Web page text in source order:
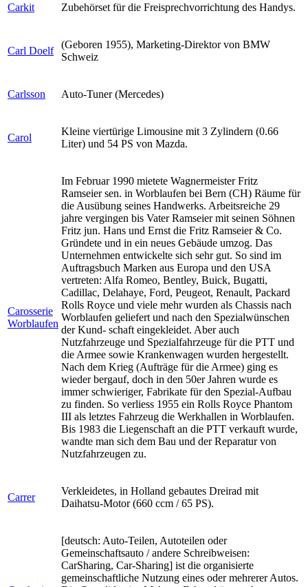
Carkit Zubehörset für die Freisprechvorrichtung des Handys.
Carl Doelf
(Geboren 1955), Marketing-Direktor von BMW
Schweiz
Carlsson Auto-Tuner (Mercedes)
Carol
Kleine viertürige Limousine mit 3 Zylindern (0.66
Liter) und 54 PS von Mazda.
Carosserie
Worblaufen
Im Februar 1990 mietete Wagnermeister Fritz
Ramseier sen. in Worblaufen bei Bern (CH) Räume für
die Ausübung seines Handwerks. Arbeitsreiche 29
jahre vergingen bis Vater Ramseier mit seinen Söhnen
Fritz jun. Hans und Ernst die Fritz Ramseier & Co.
Gründete und in ein neues Gebäude umzog. Das
Unternehmen entwickelte sich sehr gut. So sind im
Auftragsbuch Marken aus Europa und den USA
vertreten: Alfa Romeo, Bentley, Buick, Bugatti,
Cadillac, Delahaye, Ford, Peugeot, Renault, Packard
Rolls Royce und viele mehr wurden als Chassis nach
Worblaufen geliefert und nach den Spezialwünschen
der Kund- schaft eingekleidet. Aber auch
Nutzfahrzeuge und Spezialfahrzeuge für die PTT und
die Armee sowie Krankenwagen wurden hergestellt.
Nach dem Krieg (Aufträge für die Armee) ging es
wieder bergauf, doch in den 50er Jahren wurde es
immer schwieriger, Fabrikate für den Spezial-Aufbau
zu finden. So verliess 1955 ein Rolls Royce Phantom
III als letztes Fahrzeug die Werkhallen in Worblaufen.
Bis 1983 die Liegenschaft an die PTT verkauft wurde,
wandte man sich dem Bau und der Reparatur von
Nutzfahrzeugen zu.
Carrer
Verkleidetes, in Holland gebautes Dreirad mit
Daihatsu-Motor (660 ccm / 65 PS).
[deutsch: Auto-Teilen, Autoteilen oder
Gemeinschaftsauto / andere Schreibweisen:
CarSharing, Car-Sharing] ist die organisierte
gemeinschaftliche Nutzung eines oder mehrerer Autos.